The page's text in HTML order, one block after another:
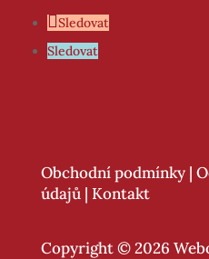
Sledovat
Sledovat
Obchodní podmínky |
údajů| Kontakt
Copyright © 2026